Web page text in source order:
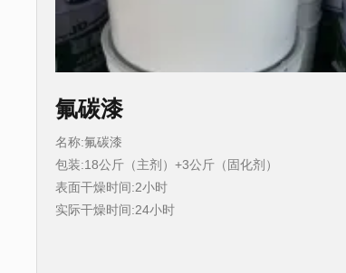
氟碳漆
名称:氟碳漆
包装:18公斤（主剂）+3公斤（固化剂）
表面干燥时间:2小时
实际干燥时间:24小时